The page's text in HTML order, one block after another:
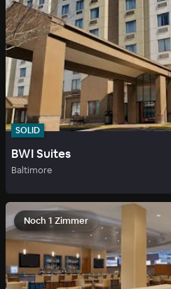
SOLID
BWI Suites
Baltimore
Noch 1 Zimmer